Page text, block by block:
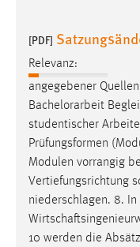
26 30 24 27 6 33 26
[PDF]
Relevanz:
angegebener
Bachelorarbeit
studentischer
Prüfungsformen
Modulen vorrangig
Vertiefungsrichtung